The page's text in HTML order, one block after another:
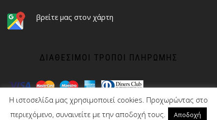
βρείτε μας στον χάρτη
ΔΙΑΘΈΣΙΜΟΙ ΤΡΌΠΟΙ ΠΛΗΡΩΜΉΣ
Η ιστοσελίδα μας χρησιμοποιεί cookies. Προχωρώντας στο
περιεχόμενο, συναινείτε με την αποδοχή τους.
Αποδοχή